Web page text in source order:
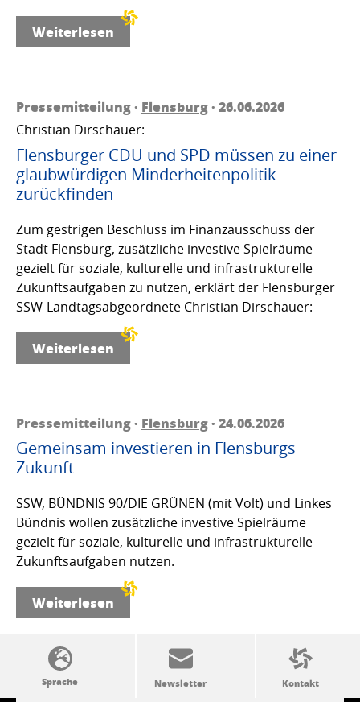
Weiterlesen
Pressemitteilung · Flensburg· 26.06.2026
Christian Dirschauer:
Flensburger CDU und SPD müssen zu einer
glaubwürdigen Minderheitenpolitik
zurückfinden
Zum gestrigen Beschluss im Finanzausschuss der
Stadt Flensburg, zusätzliche investive Spielräume
gezielt für soziale, kulturelle und infrastrukturelle
Zukunftsaufgaben zu nutzen, erklärt der Flensburger
SSW-Landtagsabgeordnete Christian Dirschauer:
Weiterlesen
Pressemitteilung · Flensburg· 24.06.2026
Gemeinsam investieren in Flensburgs
Zukunft
SSW, BÜNDNIS 90/DIE GRÜNEN (mit Volt) und Linkes
Bündnis wollen zusätzliche investive Spielräume
gezielt für soziale, kulturelle und infrastrukturelle
Zukunftsaufgaben nutzen.
Weiterlesen
SSW-Politik von A bis Z